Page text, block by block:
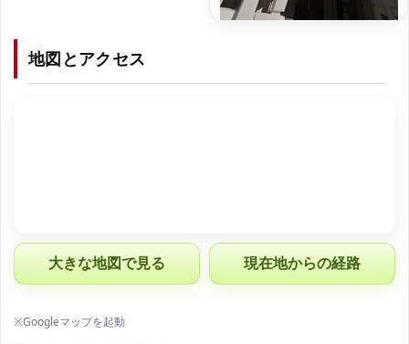
地図とアクセス
大きな地図で見る 現在地からの経路
※Googleマップを起動